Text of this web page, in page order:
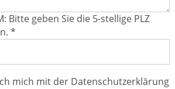
Bitte geben Sie die 5-stellige PLZ
*
mich mit der Datenschutzerklärung